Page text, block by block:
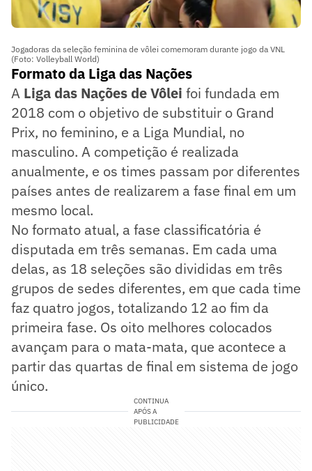
Jogadoras da seleção feminina de vôlei comemoram durante jogo da VNL
(Foto: Volleyball World)
Formato da Liga das Nações
A Liga das Nações de Vôlei foi fundada em
2018 com o objetivo de substituir o Grand
Prix, no feminino, e a Liga Mundial, no
masculino. A competição é realizada
anualmente, e os times passam por diferentes
países antes de realizarem a fase final em um
mesmo local.
No formato atual, a fase classificatória é
disputada em três semanas. Em cada uma
delas, as 18 seleções são divididas em três
grupos de sedes diferentes, em que cada time
faz quatro jogos, totalizando 12 ao fim da
primeira fase. Os oito melhores colocados
avançam para o mata-mata, que acontece a
partir das quartas de final em sistema de jogo
único.
CONTINUA
APÓS A
PUBLICIDADE